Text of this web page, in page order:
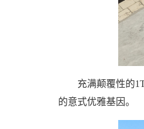
充满颠覆性的
的意式优雅基因。